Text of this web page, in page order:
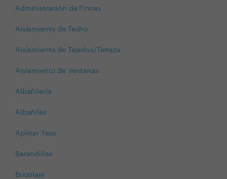
Administración de Fincas
Aislamiento de Techo
Aislamiento de Tejados/Terraza
Aislamiento de Ventanas
Albañilería
Albañiles
Aplicar Yeso
Barandillas
Bricolaje